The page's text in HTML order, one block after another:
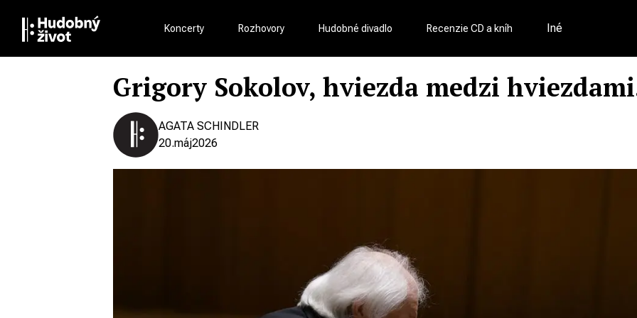
Koncerty Rozhovory Hudobné divadlo Recenzie CD a kníh Iné
Grigory Sokolov, hviezda medzi
AGATA SCHINDLER
20.máj2026